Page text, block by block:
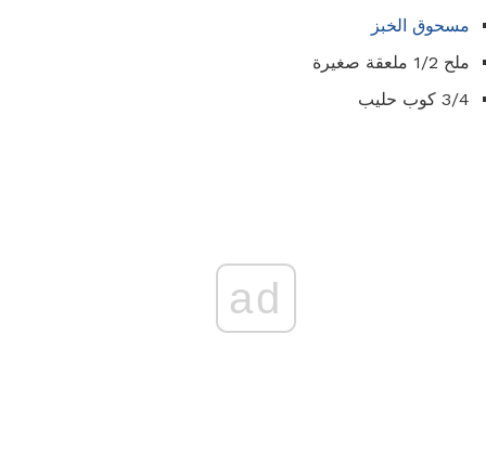
مسحوق الخبز
ملح 1/2 ملعقة صغيرة
3/4 كوب حليب
ad